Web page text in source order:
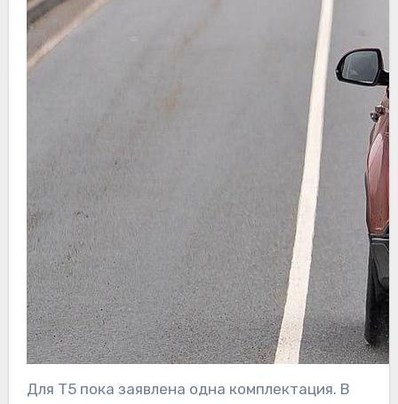
Для T5 пока заявлена одна комплектация. В